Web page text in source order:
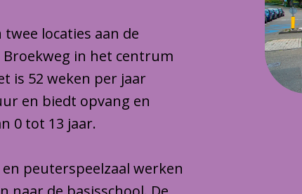
twee locaties aan de
in het centrum
is 52 weken per jaar
en biedt opvang en
0 tot 13 jaar.
peuterspeelzaal werken